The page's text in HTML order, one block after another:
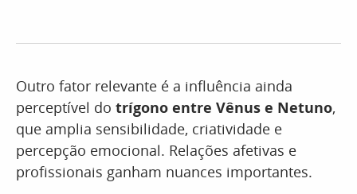
Outro fator relevante é a influência ainda
perceptível do trígono entre Vênus e Netuno,
que amplia sensibilidade, criatividade e
percepção emocional. Relações afetivas e
profissionais ganham nuances importantes.